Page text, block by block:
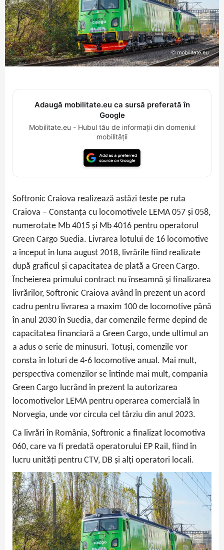
Adaugă mobilitate.eu ca sursă preferată în
Google
Mobilitate.eu - Hubul tău de informații din domeniul
mobilității
Softronic Craiova realizează astăzi teste pe ruta
Craiova – Constanța cu locomotivele LEMA 057 și 058,
numerotate Mb 4015 și Mb 4016 pentru operatorul
Green Cargo Suedia. Livrarea lotului de 16 locomotive
a început în luna august 2018, livrările fiind realizate
după graficul și capacitatea de plată a Green Cargo.
Încheierea primului contract nu înseamnă și finalizarea
livrărilor, Softronic Craiova având în prezent un acord
cadru pentru livrarea a maxim 100 de locomotive până
în anul 2030 în Suedia, dar comenzile ferme depind de
capacitatea financiară a Green Cargo, unde ultimul an
a adus o serie de minusuri. Totuși, comenzile vor
consta în loturi de 4-6 locomotive anual. Mai mult,
perspectiva comenzilor se întinde mai mult, compania
Green Cargo lucrând în prezent la autorizarea
locomotivelor LEMA pentru operarea comercială în
Norvegia, unde vor circula cel târziu din anul 2023.
Ca livrări în România, Softronic a finalizat locomotiva
060, care va fi predată operatorului EP Rail, fiind în
lucru unități pentru CTV, DB și alți operatori locali.